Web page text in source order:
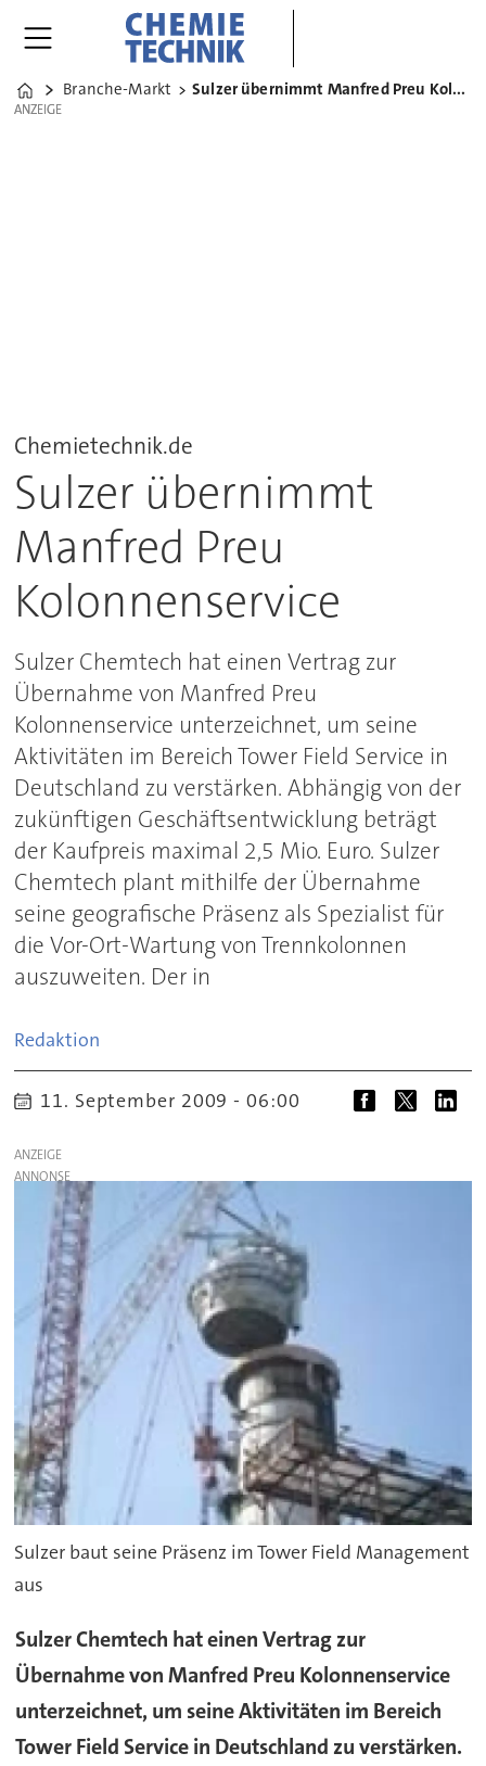
Home
Branche-Markt Sulzer übernimmt Manfred Preu Kolonnenservice
ANZEIGE
ANZEIGE
Chemietechnik.de
Sulzer übernimmt
Manfred Preu
Kolonnenservice
Sulzer Chemtech hat einen Vertrag zur
Übernahme von Manfred Preu
Kolonnenservice unterzeichnet, um seine
Aktivitäten im Bereich Tower Field Service in
Deutschland zu verstärken. Abhängig von der
zukünftigen Geschäftsentwicklung beträgt
der Kaufpreis maximal 2,5 Mio. Euro. Sulzer
Chemtech plant mithilfe der Übernahme
seine geografische Präsenz als Spezialist für
die Vor-Ort-Wartung von Trennkolonnen
auszuweiten. Der in
Redaktion
11. September 2009 - 06:00
ANZEIGE
Sulzer baut seine Präsenz im Tower Field Management
aus
Sulzer Chemtech hat einen Vertrag zur
Übernahme von Manfred Preu Kolonnenservice
unterzeichnet, um seine Aktivitäten im Bereich
Tower Field Service in Deutschland zu verstärken.